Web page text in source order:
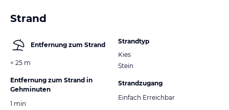
Strand
Entfernung zum Strand
< 25 m
Entfernung zum Strand in
Gehminuten
1 min
Strandtyp
Kies
Stein
Strandzugang
Einfach Erreichbar